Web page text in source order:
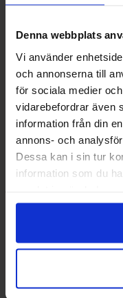
Denna webbplats
Vi använder
och annonserna till
för sociala medier
vidarebefordrar även
information från din
annons- och
Dessa kan i sin tur
information som du